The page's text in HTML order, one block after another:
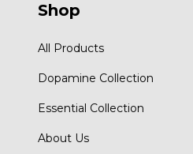
Shop
All Products
Dopamine Collection
Essential Collection
About Us